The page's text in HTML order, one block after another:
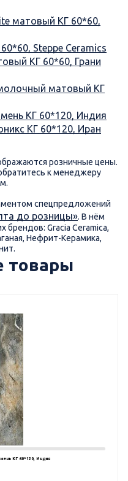
матовый КГ 60*60,
Steppe Ceramics
КГ 60*60, Грани
матовый КГ
КГ 60*120, Индия
КГ 60*120, Иран
розничные цены.
к менеджеру
спецпредложений
до розницы». В нём
Gracia Ceramica,
Нефрит-Керамика,
товары
КГ 60*120, Индия